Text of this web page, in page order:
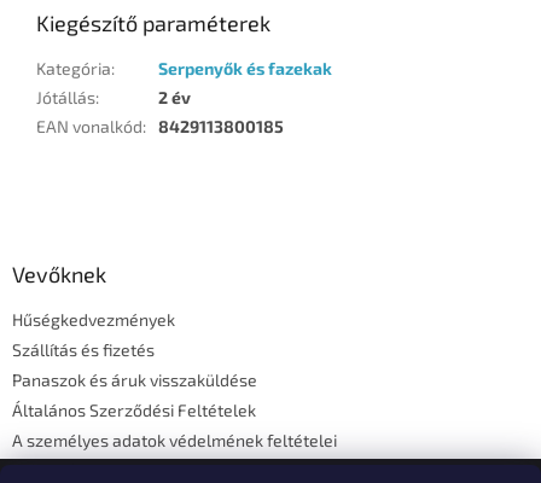
Kiegészítő paraméterek
Kategória:
Serpenyők és fazekak
Jótállás:
2 év
EAN vonalkód: 8429113800185
Vevőknek
Hűségkedvezmények
Szállítás és fizetés
Panaszok és áruk visszaküldése
Általános Szerződési Feltételek
A személyes adatok védelmének feltételei
Elérhetőségi adatok